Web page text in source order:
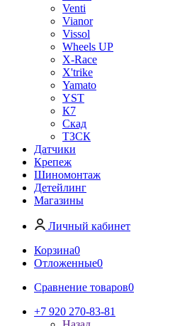
Venti
Vianor
Vissol
Wheels UP
X-Race
X'trike
Yamato
YST
К7
Скад
ТЗСК
Датчики
Крепеж
Шиномонтаж
Детейлинг
Магазины
Личный кабинет
Корзина0
Отложенные0
Сравнение товаров0
+7 920 270-83-81